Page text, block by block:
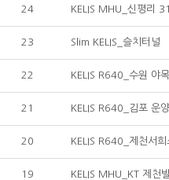
24 KELIS MHU_신평리
23 Slim KELIS_슬치터널
22 KELIS R640_수원 야
21 KELIS R640_김포 운
20 KELIS R640_제천서
19 KELIS MHU_KT 제천